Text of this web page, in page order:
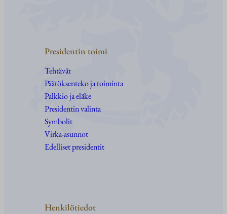
Presidentin toimi
Tehtävät
Päätöksenteko ja toiminta
Palkkio ja eläke
Presidentin valinta
Symbolit
Virka-asunnot
Edelliset presidentit
Henkilötiedot